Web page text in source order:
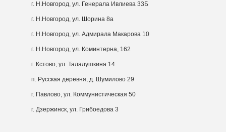
г. Н.Новгород, ул. Генерала Ивлиева 33Б
г. Н.Новгород, ул. Шорина 8а
г. Н.Новгород, ул. Адмирала Макарова 10
г. Н.Новгород, ул. Коминтерна, 162
г. Кстово, ул. Талалушкина 14
п. Русская деревня, д. Шумилово 29
г. Павлово, ул. Коммунистическая 50
г. Дзержинск, ул. Грибоедова 3